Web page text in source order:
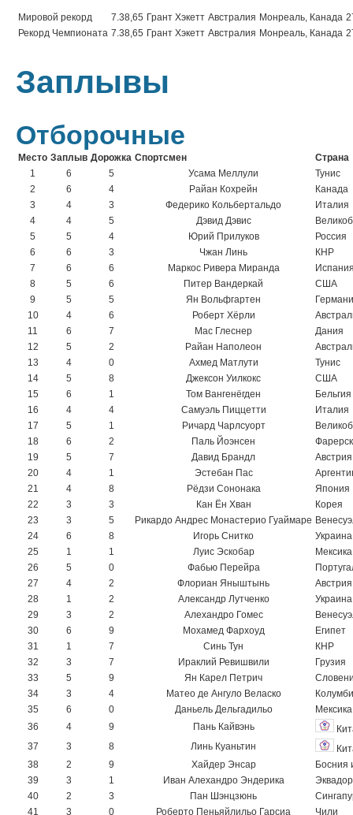
Мировой рекорд 7.38,65 Грант Хэкетт Австралия Монреаль, Канада
Рекорд Чемпионата 7.38,65 Грант Хэкетт Австралия Монреаль, Канада
Заплывы
Отборочные
Место Заплыв Дорожка Спортсмен
Страна
1
6 5 Усама Меллули
Тунис
2
6 4 Райан Кохрейн
Канада
3
4 3 Федерико Кольбертальдо
Италия
4
4 5 Дэвид Дэвис
5
5 4 Юрий Прилуков
Россия
6
6 3 Чжан Линь
КНР
7
6 6 Маркос Ривера Миранда
8
5 6 Питер Вандеркай
США
9
5 5 Ян Вольфгартен
10
4 6 Роберт Хёрли
11
6 7 Мас Глеснер
Дания
12
5 2 Райан Наполеон
13
4 0 Ахмед Матлути
Тунис
14
5 8 Джексон Уилкокс
США
15
6 1 Том Вангенёгден
Бельгия
16
4 4 Самуэль Пиццетти
Италия
17
5 1 Ричард Чарлсуорт
18
6 2 Паль Йоэнсен
19
5 7 Давид Брандл
Австрия
20
4 1 Эстебан Пас
21
4 8 Рёдзи Сононака
Япония
22
3 3 Кан Ён Хван
Корея
23
3 5 Рикардо Андрес Монастерио Гуаймаре
24
6 8 Игорь Снитко
Украина
25
1 1 Луис Эскобар
Мексика
26
5 0 Фабью Перейра
27
4 2 Флориан Яныштынь
Австрия
28
1 2 Александр Лутченко
Украина
29
3 2 Алехандро Гомес
30
6 9 Мохамед Фархоуд
Египет
31
1 7 Синь Тун
КНР
32
3 7 Ираклий Ревишвили
Грузия
33
5 9 Ян Карел Петрич
34
3 4 Матео де Ангуло Веласко
35
6 0 Даньель Дельгадильо
Мексика
36
4 9 Пань Кайвэнь
37
3 8 Линь Куаньтин
38
2 9 Хайдер Энсар
Босния
39
3 1 Иван Алехандро Эндерика
Эквадор
40
2 3 Пан Шэнцзюнь
41
3 0 Роберто Пеньяйлильо Гарсиа Чили